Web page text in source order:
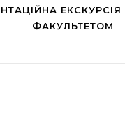
ФАКУЛЬТЕТОМ